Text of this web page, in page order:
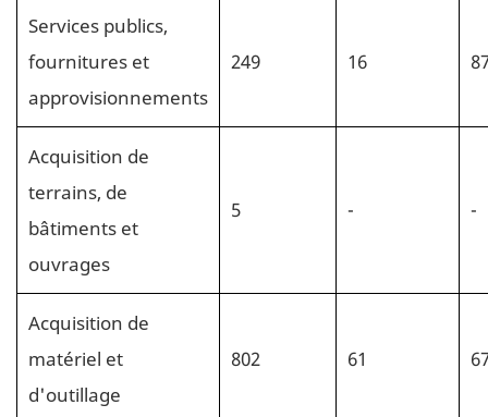
Services publics,
fournitures et
approvisionnements
249 16
Acquisition de
terrains, de
bâtiments et
ouvrages
5 - -
Acquisition de
matériel et
d'outillage
802 61